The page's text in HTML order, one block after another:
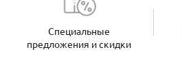
Специальные
предложения и скидки